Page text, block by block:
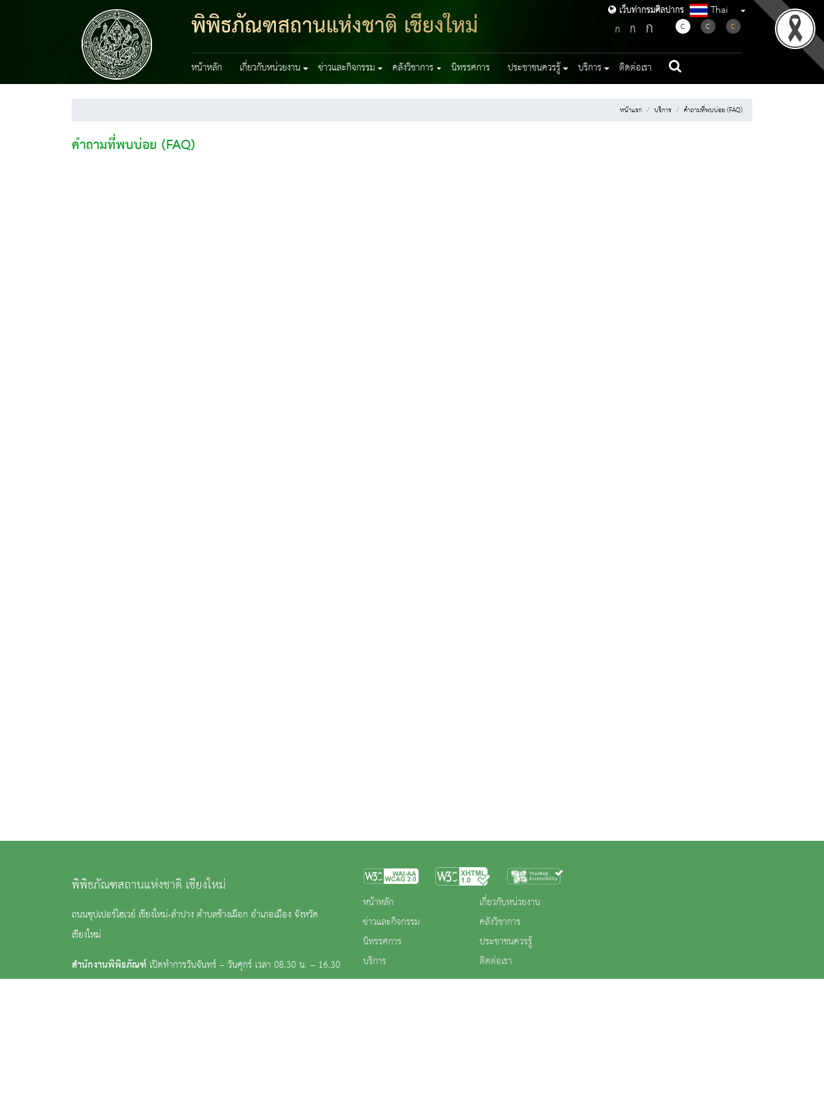
เว็บท่ากรมศิลปากร
พิพิธภัณฑสถานแห่งชาติ เชียงใหม่ เว็บท่ากรมศิลปากร Thai
ก ก ก C C C
หน้าหลัก เกี่ยวกับหน่วยงาน ข่าวและกิจกรรม คลังวิชาการ นิทรรศการ ประชาชนควรรู้ บริการ ติดต่อเรา
หน้าแรก บริการ คำถามที่พบบ่อย (FAQ)
คำถามที่พบบ่อย (FAQ)
พิพิธภัณฑสถานแห่งชาติ เชียงใหม่
ถนนซุปเปอร์ไฮเวย์ เชียงใหม่-ลำปาง ตำบลช้างเผือก อำเภอเมือง จังหวัด
เชียงใหม่
สำนักงานพิพิธภัณฑ์ เปิดทำการวันจันทร์ – วันศุกร์ เวลา 08.30 น. – 16.30
หน้าหลัก
ข่าวและกิจกรรม
นิทรรศการ
บริการ
เกี่ยวกับหน่วยงาน
คลังวิชาการ
ประชาชนควรรู้
ติดต่อเรา